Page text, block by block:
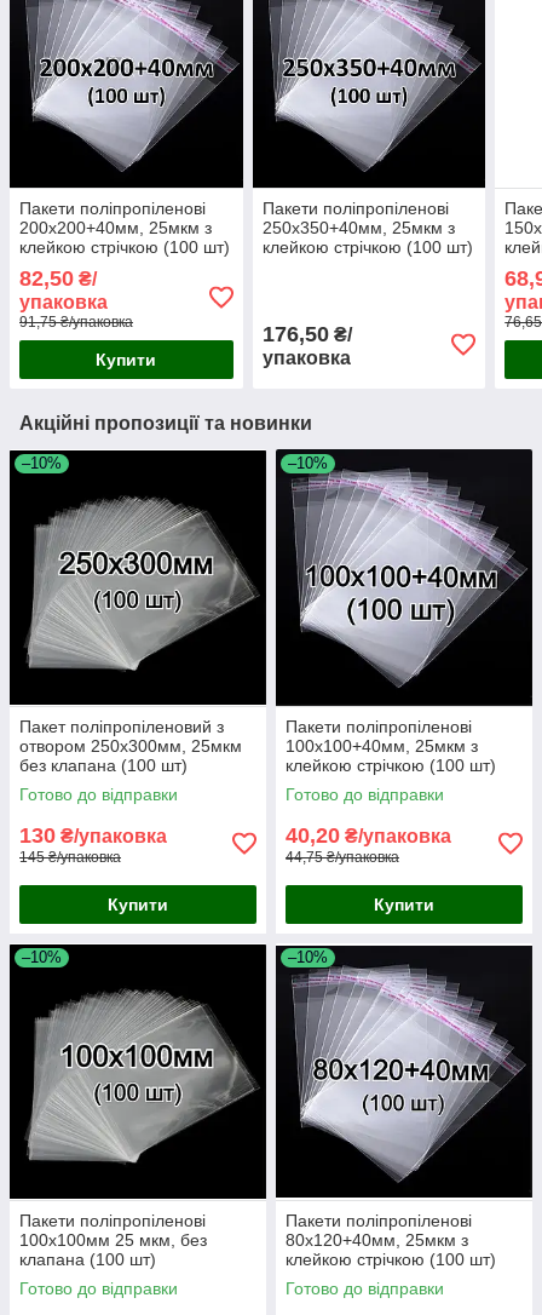
Пакети поліпропіленові
200х200+40мм, 25мкм з
клейкою стрічкою (100 шт)
82,50 ₴/
упаковка
91,75 ₴/упаковка
Купити
Пакети поліпропіленові
250х350+40мм, 25мкм з
клейкою стрічкою (100 шт)
176,50₴/
упаковка
Акційні пропозиції та новинки
–10%
Пакет поліпропіленовий з
отвором 250х300мм, 25мкм
без клапана (100 шт)
Готово до відправки
130 ₴/упаковка
145 ₴/упаковка
Купити
–10%
Пакети поліпропіленові
100х100+40мм, 25мкм з
клейкою стрічкою (100 шт)
Готово до відправки
40,20 ₴/упаковка
44,75 ₴/упаковка
Купити
–10%
Пакети поліпропіленові
100х100мм 25 мкм, без
клапана (100 шт)
Готово до відправки
–10%
Пакети поліпропіленові
80х120+40мм, 25мкм з
клейкою стрічкою (100 шт)
Готово до відправки